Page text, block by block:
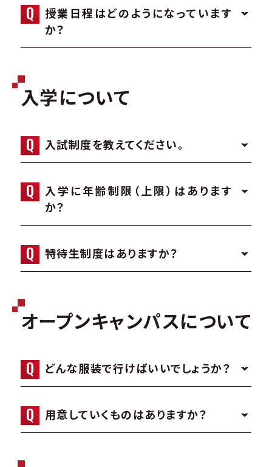
授業日程はどのようになっています
か？
入学について
入試制度を教えてください。
入学に年齢制限（上限）はあります
か？
特待生制度はありますか？
オープンキャンパスについて
どんな服装で行けばいいでしょうか？
用意していくものはありますか？